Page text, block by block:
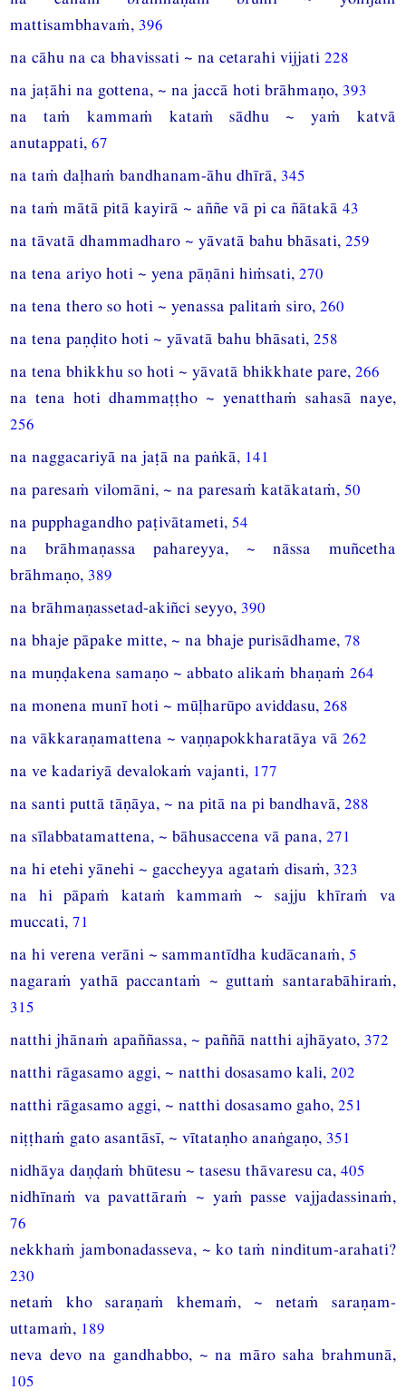
mattisambhavaṁ, 396
na cāhu na ca bhavissati ~ na cetarahi vijjati228
na jaṭāhi na gottena, ~ na jaccā hoti brāhmaṇo, 393
na taṁ kammaṁ kataṁ sādhu ~ yaṁ katvā
anutappati,67
na taṁ daḷhaṁ bandhanam-āhu dhīrā, 345
na taṁ mātā pitā kayirā ~ aññe vā pi ca ñātakā43
na tāvatā dhammadharo ~ yāvatā bahu bhāsati,259
na tena ariyo hoti ~ yena pāṇāni hiṁsati,270
na tena thero so hoti ~ yenassa palitaṁ siro,260
na tena paṇḍito hoti ~ yāvatā bahu bhāsati,258
na tena bhikkhu so hoti ~ yāvatā bhikkhate pare,266
na tena hoti dhammaṭṭho ~ yenatthaṁ sahasā naye,
256
na naggacariyā na jaṭā na paṅkā, 141
na paresaṁ vilomāni, ~ na paresaṁ katākataṁ, 50
na pupphagandho paṭivātameti, 54
na brāhmaṇassa pahareyya, ~ nāssa muñcetha
brāhmaṇo, 389
na brāhmaṇassetad-akiñci seyyo, 390
na bhaje pāpake mitte, ~ na bhaje purisādhame,78
na muṇḍakena samaṇo ~ abbato alikaṁ bhaṇaṁ264
na monena munī hoti ~ mūḷharūpo aviddasu,268
na vākkaraṇamattena ~ vaṇṇapokkharatāya vā262
na ve kadariyā devalokaṁ vajanti, 177
na santi puttā tāṇāya, ~ na pitā na pi bandhavā,288
na sīlabbatamattena, ~ bāhusaccena vā pana,271
na hi etehi yānehi ~ gaccheyya agataṁ disaṁ, 323
na hi pāpaṁ kataṁ kammaṁ ~ sajju khīraṁ va
muccati,71
na hi verena verāni ~ sammantīdha kudācanaṁ, 5
nagaraṁ yathā paccantaṁ ~ guttaṁ santarabāhiraṁ,
315
natthi jhānaṁ apaññassa, ~ paññā natthi ajhāyato, 372
natthi rāgasamo aggi, ~ natthi dosasamo kali,202
natthi rāgasamo aggi, ~ natthi dosasamo gaho,251
niṭṭhaṁ gato asantāsī, ~ vītataṇho anaṅgaṇo, 351
nidhāya daṇḍaṁ bhūtesu ~ tasesu thāvaresu ca,405
nidhīnaṁ va pavattāraṁ ~ yaṁ passe vajjadassinaṁ,
76
nekkhaṁ jambonadasseva, ~ ko taṁ ninditum-arahati?
230
netaṁ kho saraṇaṁ khemaṁ, ~ netaṁ saraṇam-
uttamaṁ, 189
neva devo na gandhabbo, ~ na māro saha brahmunā,
105